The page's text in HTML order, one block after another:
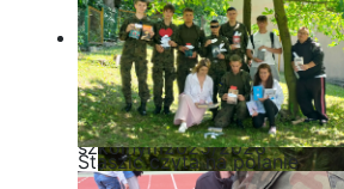
Ostatnia garść certyfikatów
Akademii CISCO w roku
szkolnym2025/2026
Staszic czyta na polanie